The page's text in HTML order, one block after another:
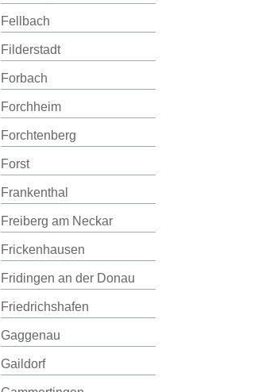
Fellbach
Filderstadt
Forbach
Forchheim
Forchtenberg
Forst
Frankenthal
Freiberg am Neckar
Frickenhausen
Fridingen an der Donau
Friedrichshafen
Gaggenau
Gaildorf